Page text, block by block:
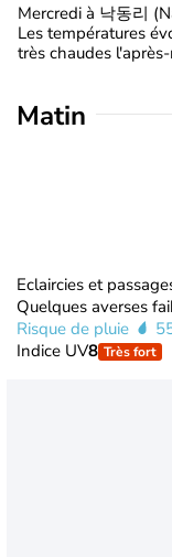
Mercredi à 낙동리
Les températures
très chaudes
Matin
Eclaircies et
Quelques averses
Risque de pluie
Indice UV8 Très fort